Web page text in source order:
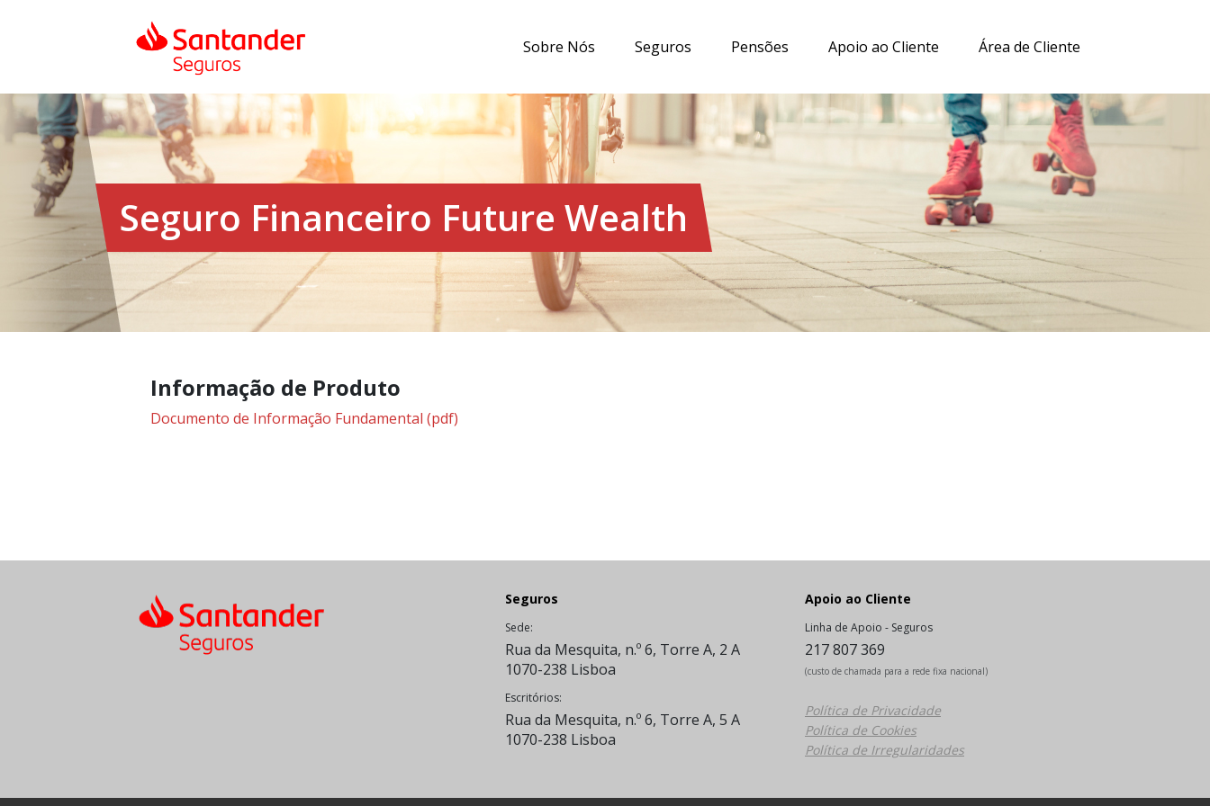
Sobre Nós Seguros Pensões Apoio ao Cliente Área de Cliente
Seguro Financeiro Future Wealth
Informação de Produto
Documento de Informação Fundamental (pdf)
Seguros
Sede:
Rua da Mesquita, n.º 6, Torre A, 2 A
1070-238 Lisboa
Escritórios:
Rua da Mesquita, n.º 6, Torre A, 5 A
1070-238 Lisboa
Apoio ao Cliente
Linha de Apoio - Seguros
217 807 369
(custo de chamada para a rede fixa nacional)
Política de Privacidade
Política de Cookies
Política de Irregularidades